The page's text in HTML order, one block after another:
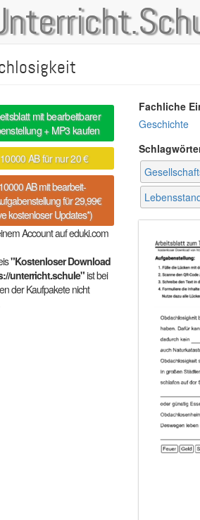
mit bearbeitbarer
+ MP3 kaufen
AB für nur 20 €
AB mit bearbeit-
für 29,99€
kostenloser Updates*)
Account auf eduki.com
"Kostenloser Download
unterricht.schule"ist bei
der Kaufpakete nicht
Fachliche
Geschichte